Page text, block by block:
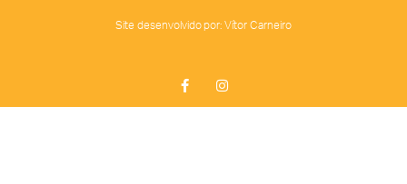
Site desenvolvido por: Vítor Carneiro